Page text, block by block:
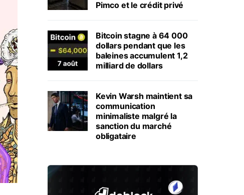
Pimco et le crédit privé
Bitcoin stagne à 64 000
dollars pendant que les
baleines accumulent 1,2
milliard de dollars
Kevin Warsh maintient sa
communication
minimaliste malgré la
sanction du marché
obligataire